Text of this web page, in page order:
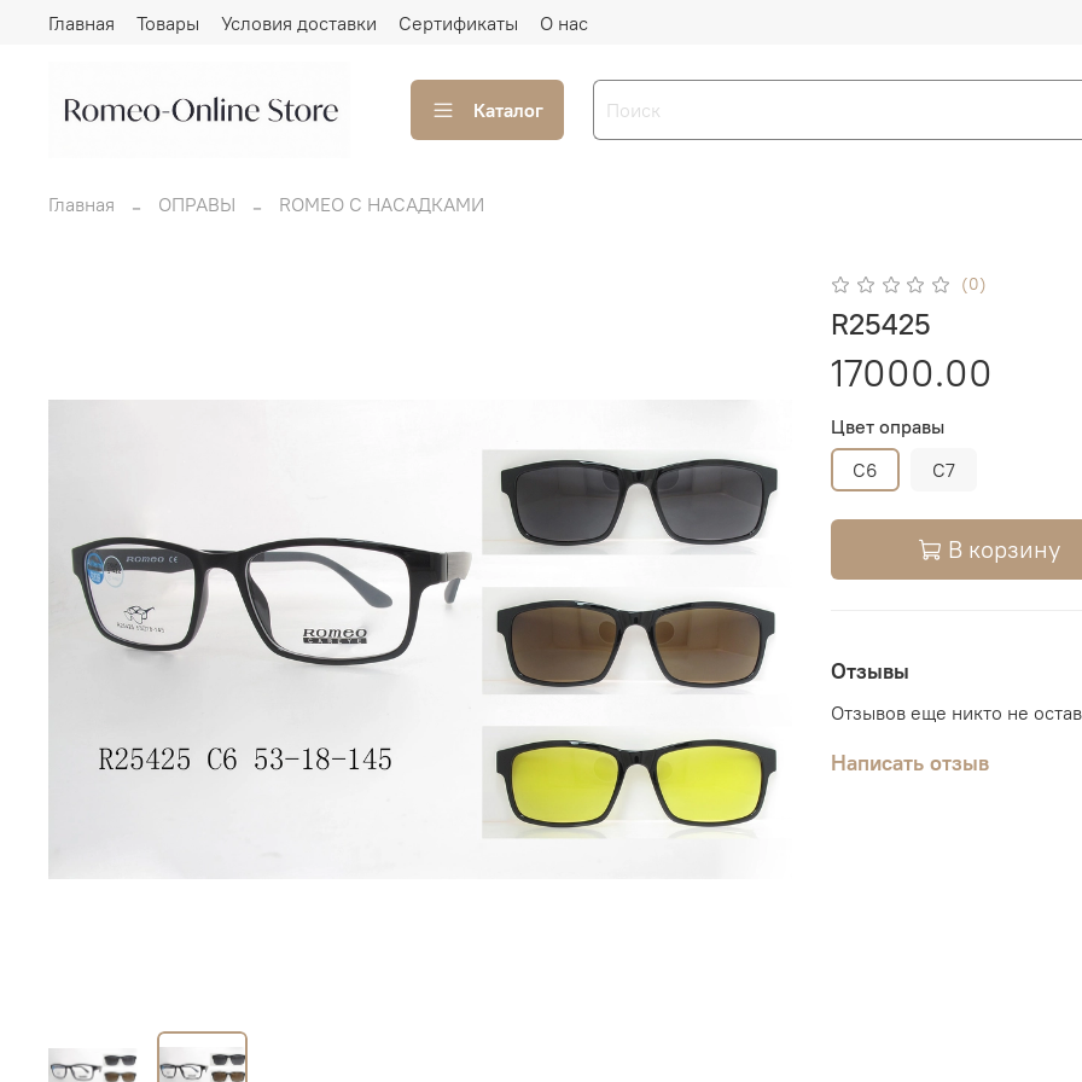
Главная Товары Условия доставки Сертификаты О нас
Каталог
Главная ОПРАВЫ ROMEO С НАСАДКАМИ
(0)
R25425
17000.00
Цвет оправы
C6
C7
В корзину
Отзывы
Отзывов еще никто не
Написать отзыв